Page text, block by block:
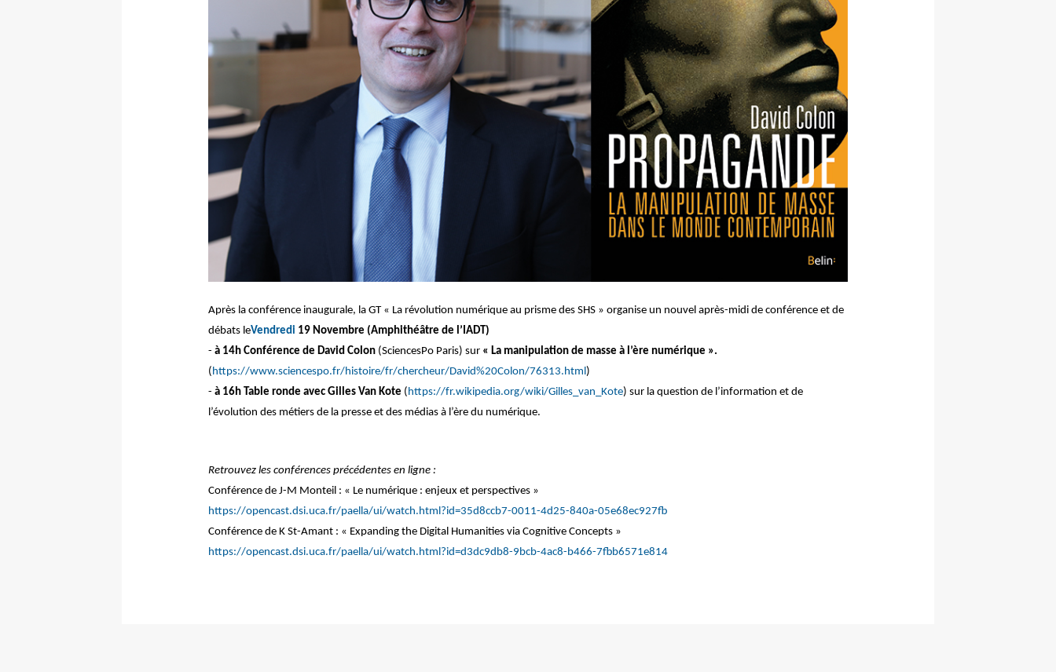
Après la conférence inaugurale, la GT « La révolution numérique au prisme des SHS » organise un nouvel après-midi de conférence et de
débats leVendredi 19 Novembre (Amphithéâtre de l’IADT)
- à 14h Conférence de David Colon (SciencesPo Paris) sur « La manipulation de masse à l’ère numérique ».
( https://www.sciencespo.fr/histoire/fr/chercheur/David%20Colon/76313.html )
- à 16hTable ronde avec Gilles Van Kote ( https://fr.wikipedia.org/wiki/Gilles_van_Kote) sur la question de l’information et de
l’évolution des métiers de la presse et des médias à l’ère du numérique.
Retrouvez les conférences précédentes en ligne :
Conférence de J-M Monteil : « Le numérique : enjeux et perspectives »
https://opencast.dsi.uca.fr/paella/ui/watch.html?id=35d8ccb7-0011-4d25-840a-05e68ec927fb
Conférence de K St-Amant : « Expanding the Digital Humanities via Cognitive Concepts »
https://opencast.dsi.uca.fr/paella/ui/watch.html?id=d3dc9db8-9bcb-4ac8-b466-7fbb6571e814